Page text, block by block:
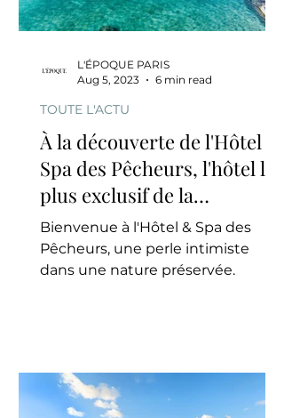
À la découverte de l'Hôtel &
Spa des Pêcheurs, l'hôtel le
plus exclusif de la
Méditerranée
Bienvenue à l'Hôtel & Spa des
Pêcheurs, une perle intimiste
dans une nature préservée.
TOUTE L'ACTU
L'ÉPOQUE PARIS
Aug 5, 2023
6 min read